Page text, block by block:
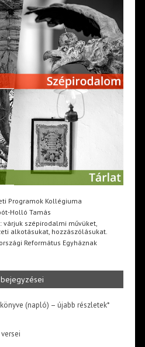
Programok Kollégiuma
Holló Tamás
szépirodalmi művüket,
alkotásukat, hozzászólásukat.
Református Egyháznak
könyve (napló) – újabb részletek*